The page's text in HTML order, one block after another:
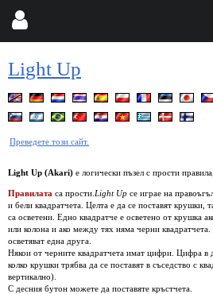
Light Up
Преведете този сайт.
Light Up (Akari) е логически пъзел с прости
Правилата са прости. Light Up се играе на
и бели квадратчета. Целта е да се поставят крушки,
са осветени. Едно квадратче е осветено от крушка
или колона и ако между тях няма черни
осветяват една друга.
Някои от черните квадратчета имат цифри. Цифра в
колко крушки трябва да се поставят в съседство с
вертикално).
С десния бутон можете да поставяте кръстчета.